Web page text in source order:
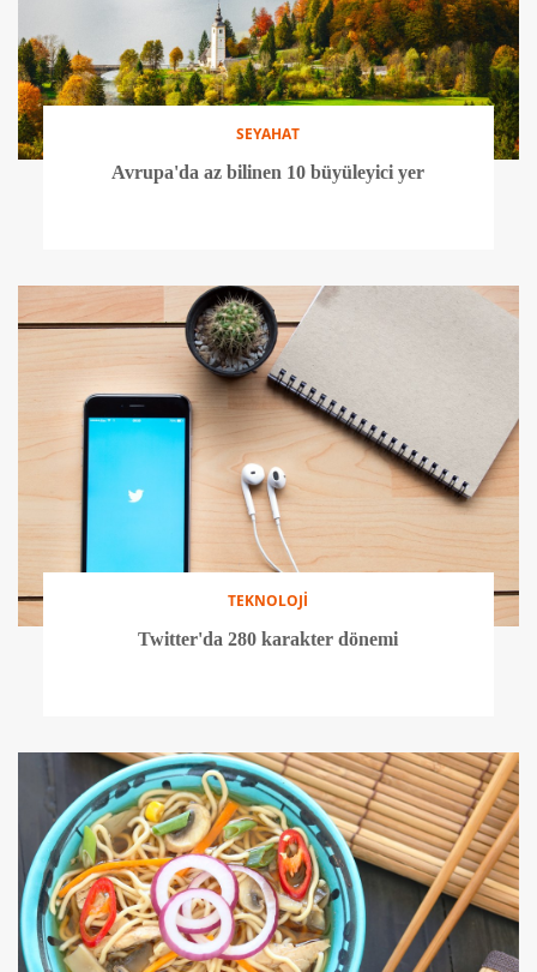
SEYAHAT
Avrupa'da az bilinen 10 büyüleyici yer
TEKNOLOJİ
Twitter'da 280 karakter dönemi